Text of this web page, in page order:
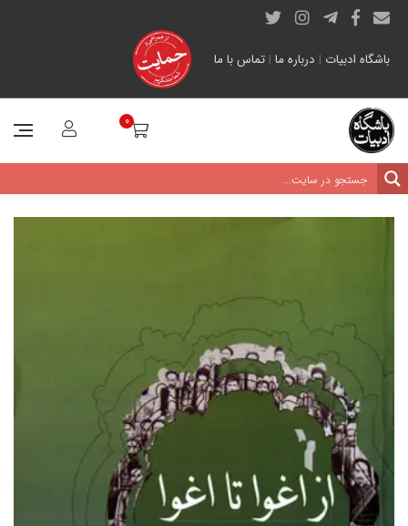
باشگاه ادبیات | درباره ما | تماس با ما
0